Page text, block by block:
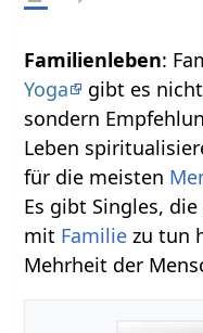
Familienleben:
Yoga
gibt es
sondern
Leben
für die meisten
Es gibt Singles,
mit Familie zu tun
Mehrheit der